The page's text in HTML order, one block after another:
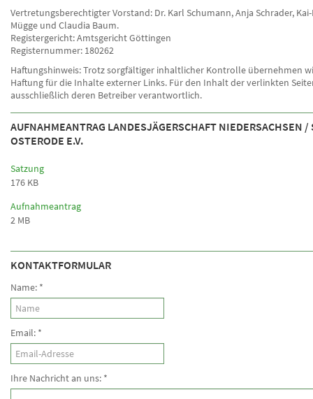
Vertretungsberechtigter Vorstand: Dr. Karl Schumann, Anja Schrader,
Mügge und Claudia Baum.
Registergericht: Amtsgericht Göttingen
Registernummer: 180262
Haftungshinweis: Trotz sorgfältiger inhaltlicher Kontrolle übernehmen
Haftung für die Inhalte externer Links. Für den Inhalt der verlinkten
ausschließlich deren Betreiber verantwortlich.
AUFNAHMEANTRAG LANDESJÄGERSCHAFT NIEDERSACHSEN /
OSTERODE E.V.
Satzung
176 KB
Aufnahmeantrag
2 MB
KONTAKTFORMULAR
Name: *
Email: *
Ihre Nachricht an uns: *